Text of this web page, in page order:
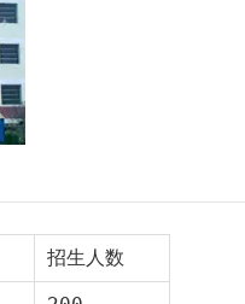
招生人数